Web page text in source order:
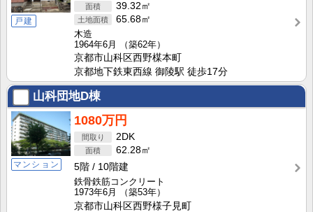
戸建
39.32㎡
65.68㎡
木造
1964年6月
（築62年）
京都市山科区西野楳本町
京都地下鉄東西線 御陵駅 徒歩17分
山科団地D棟
マンション
1080万円
2DK
62.28㎡
5階
10階建
鉄骨鉄筋コンクリート
1973年6月
（築53年）
京都市山科区西野様子見町